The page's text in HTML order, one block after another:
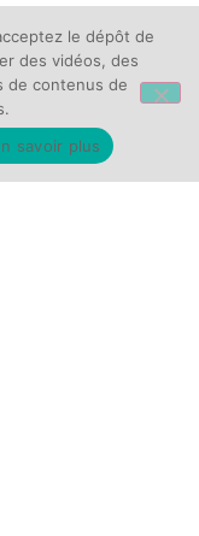
le dépôt de
des vidéos, des
de contenus de
savoir plus